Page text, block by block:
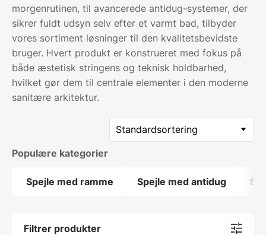
morgenrutinen, til avancerede antidug-systemer, der
sikrer fuldt udsyn selv efter et varmt bad, tilbyder
vores sortiment løsninger til den kvalitetsbevidste
bruger. Hvert produkt er konstrueret med fokus på
både æstetisk stringens og teknisk holdbarhed,
hvilket gør dem til centrale elementer i den moderne
sanitære arkitektur.
Populære kategorier
Spejle med ramme Spejle med antidug
Filtrer produkter